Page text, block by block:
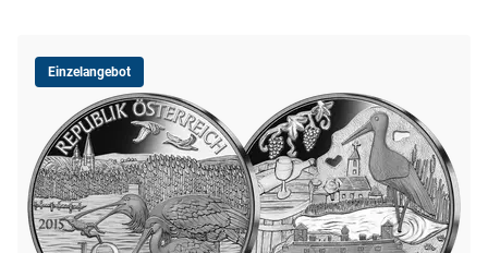
Einzelangebot